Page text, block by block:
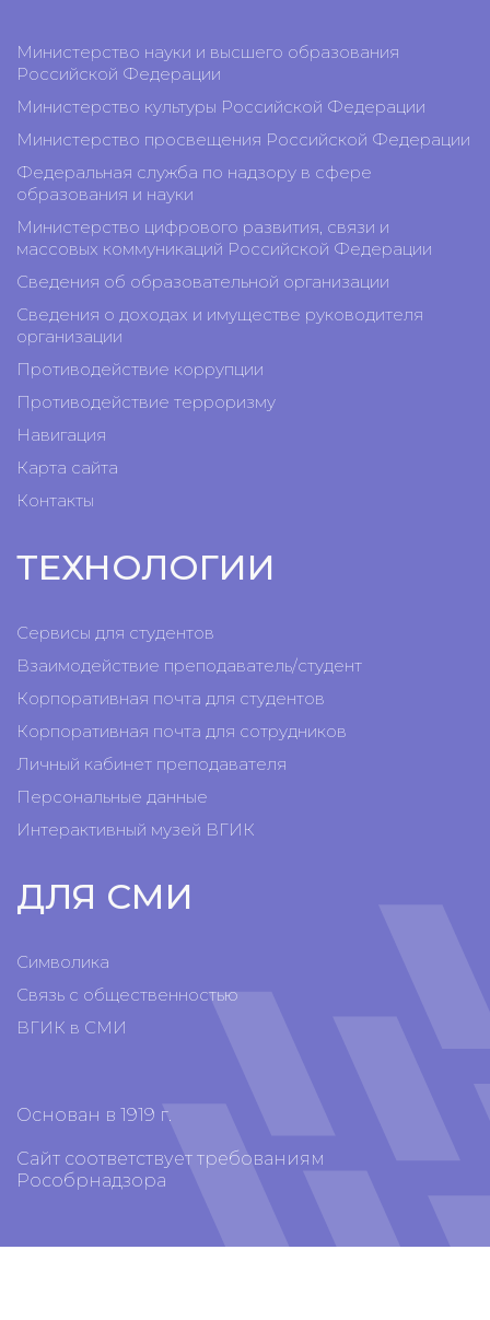
Министерство науки и высшего образования
Российской Федерации
Министерство культуры Российской Федерации
Министерство просвещения Российской Федерации
Федеральная служба по надзору в сфере
образования и науки
Министерство цифрового развития, связи и
массовых коммуникаций Российской Федерации
Сведения об образовательной организации
Сведения о доходах и имуществе руководителя
организации
Противодействие коррупции
Противодействие терроризму
Навигация
Карта сайта
Контакты
ТЕХНОЛОГИИ
Сервисы для студентов
Взаимодействие преподаватель/студент
Корпоративная почта для студентов
Корпоративная почта для сотрудников
Личный кабинет преподавателя
Персональные данные
Интерактивный музей ВГИК
ДЛЯ СМИ
Символика
Связь с общественностью
ВГИК в СМИ
Основан в 1919 г.
Сайт соответствует требованиям
Рособрнадзора